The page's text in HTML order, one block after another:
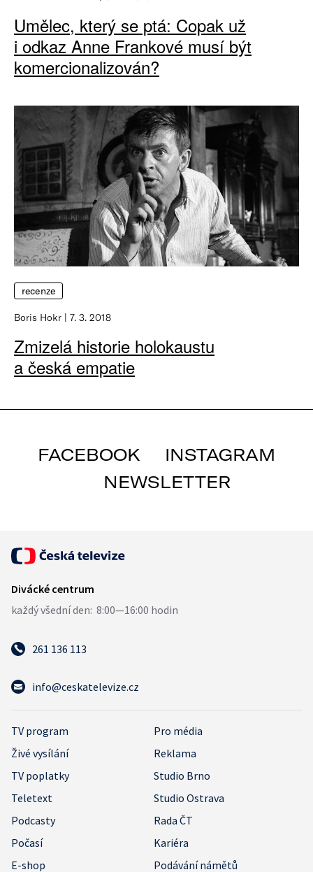
Umělec, který se ptá: Copak už
i odkaz Anne Frankové musí být
komercionalizován?
recenze
Boris Hokr 7. 3. 2018
Zmizelá historie holokaustu
a česká empatie
FACEBOOK
INSTAGRAM
NEWSLETTER
261 136 113
info@ceskatelevize.cz
TV program
Pro média
Živé vysílání
Reklama
TV poplatky
Studio Brno
Teletext
Studio Ostrava
Podcasty
Rada ČT
Počasí
Kariéra
E-shop
Podávání námětů